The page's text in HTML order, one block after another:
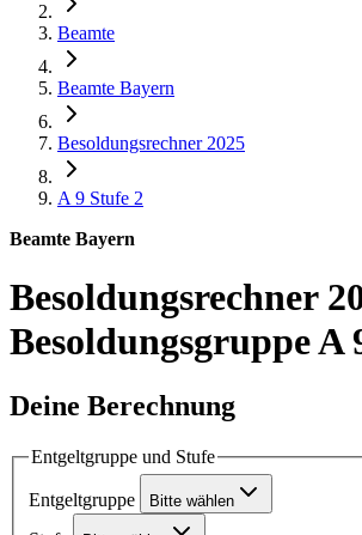
Beamte
Beamte Bayern
Besoldungsrechner 2025
A 9 Stufe 2
Beamte Bayern
Besoldungsrechner
Besoldungsgruppe A
Deine Berechnung
Entgeltgruppe und Stufe
Entgeltgruppe Bitte wählen